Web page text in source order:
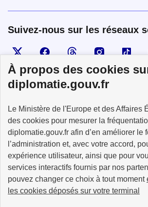
À propos des cookies
diplomatie.gouv.fr
Le Ministère de l'Europe et des Affaires
des cookies pour mesurer la
diplomatie.gouv.fr afin d’en améliorer le
l’administration et, avec votre accord,
expérience utilisateur, ainsi que pour
services interactifs fournis par nos
pouvez changer ce choix à tout moment
les cookies déposés sur votre terminal
Suivez-nous sur les réseaux
Visiter la page XSuivez-nous sur Facebook
Visiter le compte
Visiter le
MINISTÈRE
DE L'EUROPE
ET DES AFFAIRES
ÉTRANGÈRES
info.gouv.fr service-public.fr